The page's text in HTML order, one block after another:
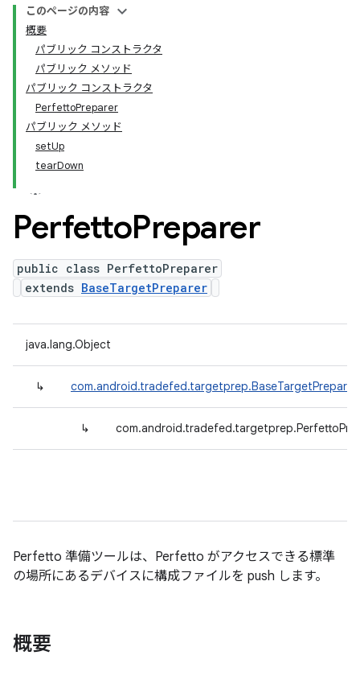
このページの内容
概要
パブリック コンストラクタ
パブリック メソッド
パブリック コンストラクタ
PerfettoPreparer
パブリック メソッド
setUp
tearDown
PerfettoPreparer
public class PerfettoPreparer
extends BaseTargetPreparer
java.lang.Object
↳ com.android.tradefed.targetprep.BaseTargetPreparer
↳
Perfetto 準備ツールは、Perfetto がアクセスできる標準
の場所にあるデバイスに構成ファイルを push します。
概要